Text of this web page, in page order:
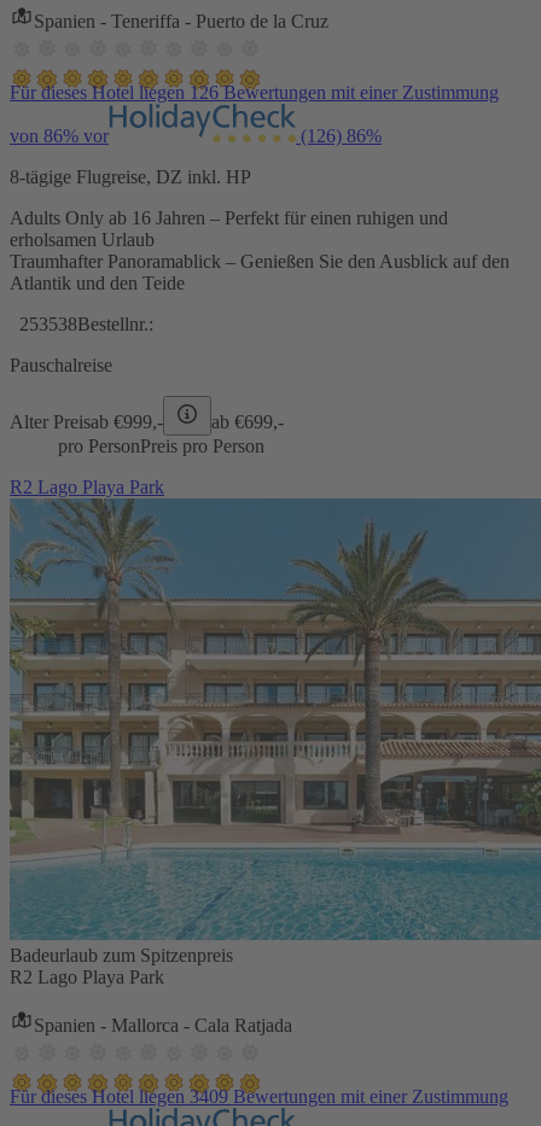
Spanien - Teneriffa - Puerto de la Cruz
Für dieses Hotel liegen 126 Bewertungen mit einer Zustimmung
von 86% vor (126) 86%
8-tägige Flugreise, DZ inkl. HP
Adults Only ab 16 Jahren – Perfekt für einen ruhigen und
erholsamen Urlaub
Traumhafter Panoramablick – Genießen Sie den Ausblick auf den
Atlantik und den Teide
253538Bestellnr.:
Pauschalreise
Alter Preisab €999,- ab €699,-
pro PersonPreis pro Person
R2 Lago Playa Park
Badeurlaub zum Spitzenpreis
R2 Lago Playa Park
Spanien - Mallorca - Cala Ratjada
Für dieses Hotel liegen 3409 Bewertungen mit einer Zustimmung